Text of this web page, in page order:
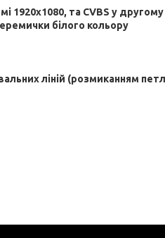
1920х1080, та CVBS у
білого кольору
ліній (розмиканням